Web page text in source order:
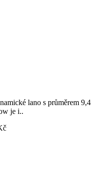
lano s průměrem 9,4
je i..